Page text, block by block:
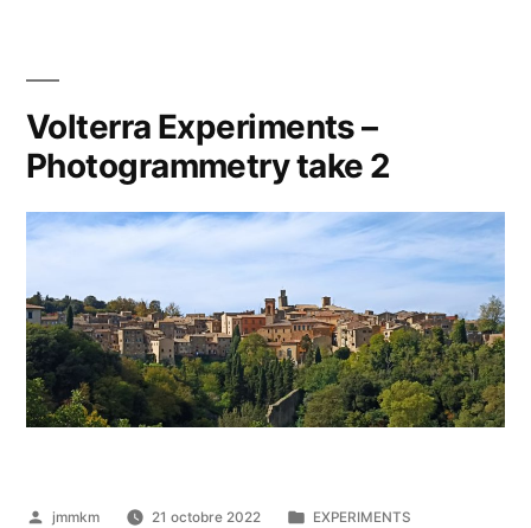
Volterra Experiments –
Photogrammetry take 2
Publié
jmmkm 21 octobre 2022
Publié
EXPERIMENTS